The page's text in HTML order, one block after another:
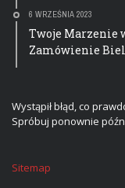
6 WRZEŚNIA 2023
Twoje Marzenie
Zamówienie
Wystąpił błąd, co
Spróbuj ponownie
Sitemap